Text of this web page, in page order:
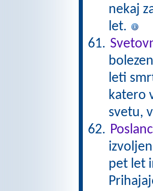
nekaj
let.
leti
katero
svetu,
pet let